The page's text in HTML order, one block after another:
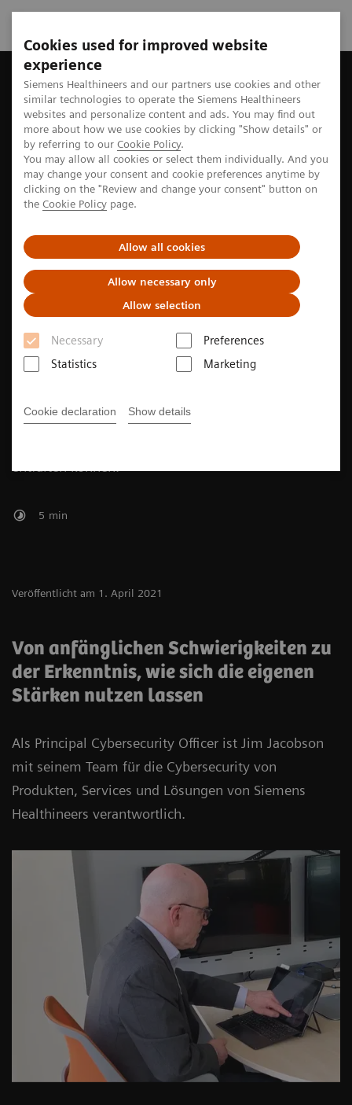
Cookies used for improved website
experience
Siemens Healthineers and our partners use cookies and other
similar technologies to operate the Siemens Healthineers
websites and personalize content and ads. You may find out
more about how we use cookies by clicking "Show details" or
by referring to our Cookie Policy.
You may allow all cookies or select them individually. And you
may change your consent and cookie preferences anytime by
clicking on the "Review and change your consent" button on
the Cookie Policy page.
Allow all cookies
Allow necessary only
Allow selection
Necessary
Preferences
Statistics
Marketing
Cookie declaration Show details
Startseite Perspektiven Neurodiversität am Arbeitsplatz
Vielfalt und Inklusion
Neurodiversität am
Arbeitsplatz
Für Jim Jacobson war es ein entscheidender
Wendepunkt, als im Alter von 50 Jahren eine
Autismus-Erkrankung bei ihm diagnostiziert wurde.
um seiner Arbeit gut nachgehen zu können, sondern
hat auch die HANDS (
ealthineers forA
mitgegründet, um ein Umfeld zu schaffen, in dem
5 min
Veröffentlicht am 1. April 2021
Von anfänglichen Schwierigkeiten zu
der Erkenntnis, wie sich die eigenen
Stärken nutzen lassen
Als Principal Cybersecurity Officer ist Jim Jacobson
mit seinem Team für die Cybersecurity von
Produkten, Services und Lösungen von Siemens
Healthineers verantwortlich.